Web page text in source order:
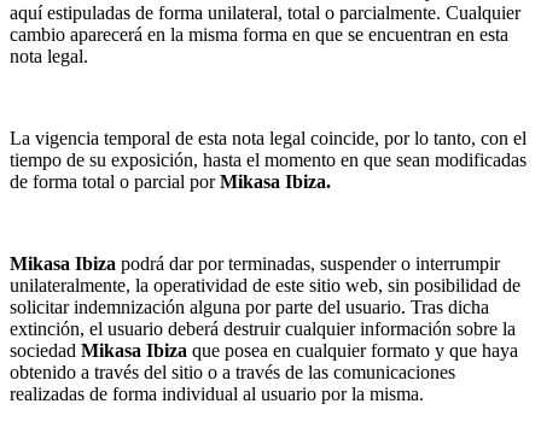
aquí estipuladas de forma unilateral, total o parcialmente. Cualquier
cambio aparecerá en la misma forma en que se encuentran en esta
nota legal.
La vigencia temporal de esta nota legal coincide, por lo tanto, con el
tiempo de su exposición, hasta el momento en que sean modificadas
de forma total o parcial porMikasa Ibiza.
Mikasa Ibiza podrá dar por terminadas, suspender o interrumpir
unilateralmente, la operatividad de este sitio web, sin posibilidad de
solicitar indemnización alguna por parte del usuario. Tras dicha
extinción, el usuario deberá destruir cualquier información sobre la
sociedad Mikasa Ibiza que posea en cualquier formato y que haya
obtenido a través del sitio o a través de las comunicaciones
realizadas de forma individual al usuario por la misma.